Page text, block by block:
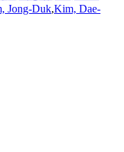
Jong-Duk,Kim, Dae-